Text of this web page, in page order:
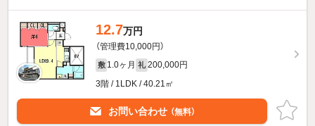
12.7万円
（管理費10,000円）
敷 1.0ヶ月 礼 200,000円
3階 / 1LDK / 40.21㎡
お問い合わせ （無料）